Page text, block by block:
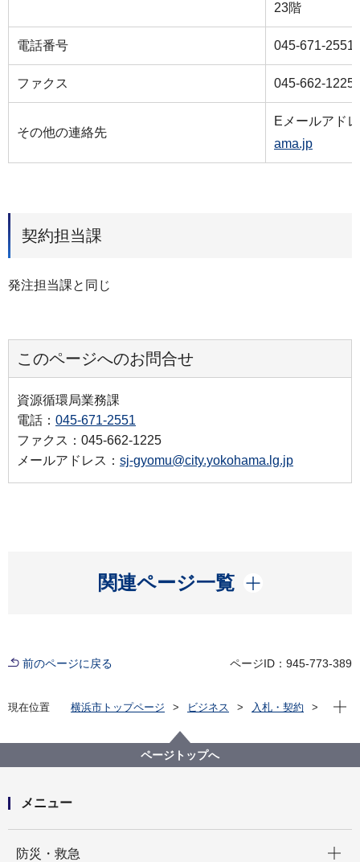
23階
電話番号 045-671-2551
ファクス 045-662-1225
その他の連絡先
Eメールアド
ama.jp
契約担当課
発注担当課と同じ
このページへのお問合せ
資源循環局業務課
電話： 045-671-2551
ファクス：045-662-1225
メールアドレス： sj-gyomu@city.yokohama.lg.jp
関連ページ一覧
開く
前のページに戻る ページID：945-773-389
現在位置 横浜市トップページ ビジネス
入札・契約
【入札結果掲載】中区プラスチック製容器包装収集運
搬業務委託
現在
ページトップへ
メニュー
防災・救急